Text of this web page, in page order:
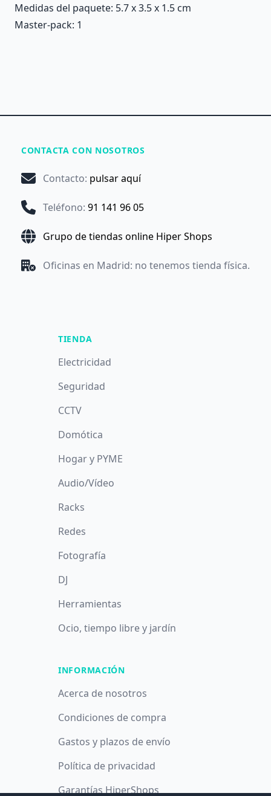
Medidas del paquete: 5.7 x 3.5 x 1.5 cm
Master-pack: 1
CONTACTA CON NOSOTROS
Contacto: pulsar aquí
Teléfono: 91 141 96 05
Grupo de tiendas online Hiper Shops
Oficinas en Madrid: no tenemos tienda física.
TIENDA
Electricidad
Seguridad
CCTV
Domótica
Hogar y PYME
Audio/Vídeo
Racks
Redes
Fotografía
DJ
Herramientas
Ocio, tiempo libre y jardín
INFORMACIÓN
Acerca de nosotros
Condiciones de compra
Gastos y plazos de envío
Política de privacidad
Garantías HiperShops